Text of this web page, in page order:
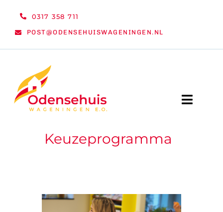
0317 358 711
POST@ODENSEHUISWAGENINGEN.NL
Toggle
WELKOMKeuzeprogramma